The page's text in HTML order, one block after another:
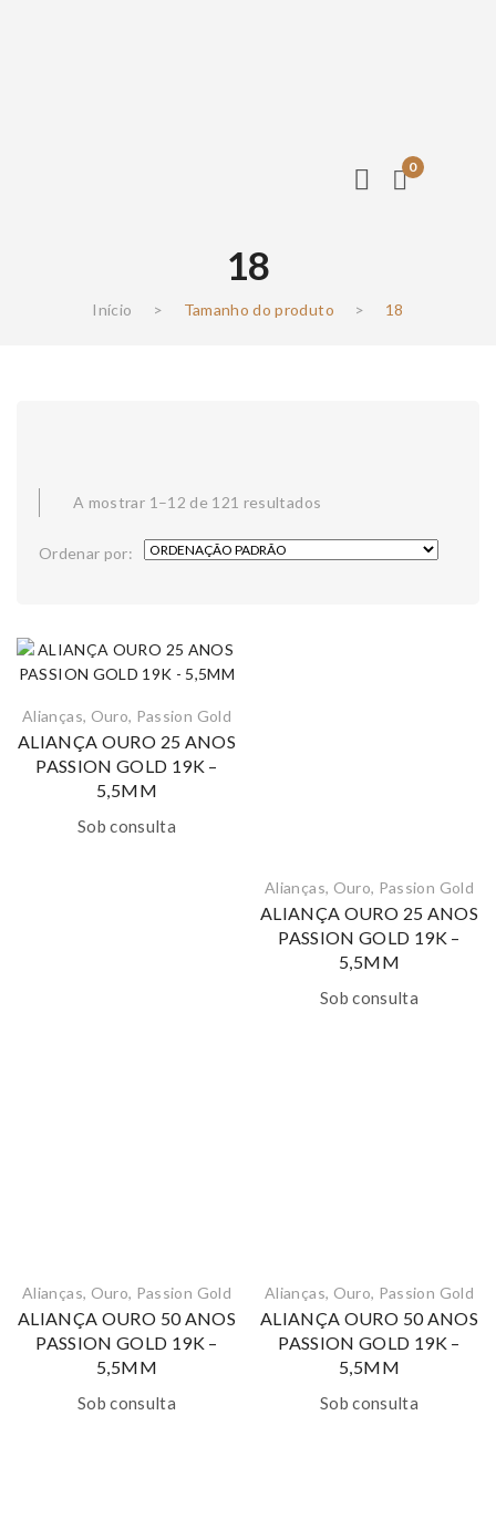
0
18
Início > Tamanho do produto > 18
A mostrar 1–12 de 121 resultados
Ordenar por:
Alianças, Ouro, Passion Gold
ALIANÇA OURO 25 ANOS
PASSION GOLD 19K –
5,5MM
Sob consulta
Alianças, Ouro, Passion Gold
ALIANÇA OURO 25 ANOS
PASSION GOLD 19K –
5,5MM
Sob consulta
Alianças, Ouro, Passion Gold
ALIANÇA OURO 50 ANOS
PASSION GOLD 19K –
5,5MM
Sob consulta
Alianças, Ouro, Passion Gold
ALIANÇA OURO 50 ANOS
PASSION GOLD 19K –
5,5MM
Sob consulta